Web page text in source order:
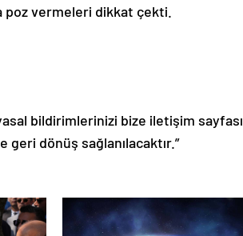
vermeleri dikkat çekti.
bildirimlerinizi bize iletişim sayfası
dönüş sağlanılacaktır.”